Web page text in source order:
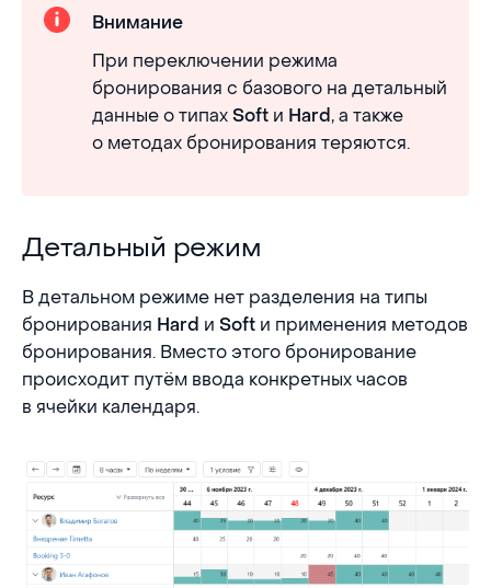
Внимание
При переключении режима
бронирования с базового на детальный
данные о типах Soft и Hard , а также
о методах бронирования теряются.
Детальный режим
Детальный режим
В детальном режиме нет разделения на типы
бронирования Hard и Soft и применения методов
бронирования. Вместо этого бронирование
происходит путём ввода конкретных часов
в ячейки календаря.